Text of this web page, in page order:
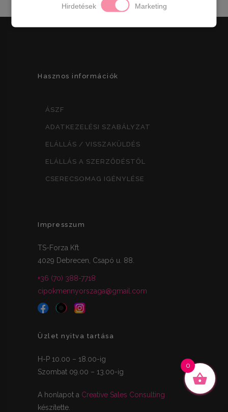
Hasznos információk
ÁSZF
ADATKEZELÉSI SZABÁLYZAT
ELÁLLÁS / VISSZAKÜLDÉS
ELÁLLÁS A SZERZŐDÉSTŐL
CSERECSOMAG IGÉNYLÉSE
Impresszum
TS-Forza Kft
4029 Debrecen, Csapó u. 88.
+36 (70) 388-7718
cipokmennyorszaga@gmail.com
Üzlet nyitva tartása
H-P 10.00 – 18.00-ig
Szombat 09.00 – 13.00-ig
A honlapot a Creative Sales Consulting
készítette.
Hirdetések Marketing
0